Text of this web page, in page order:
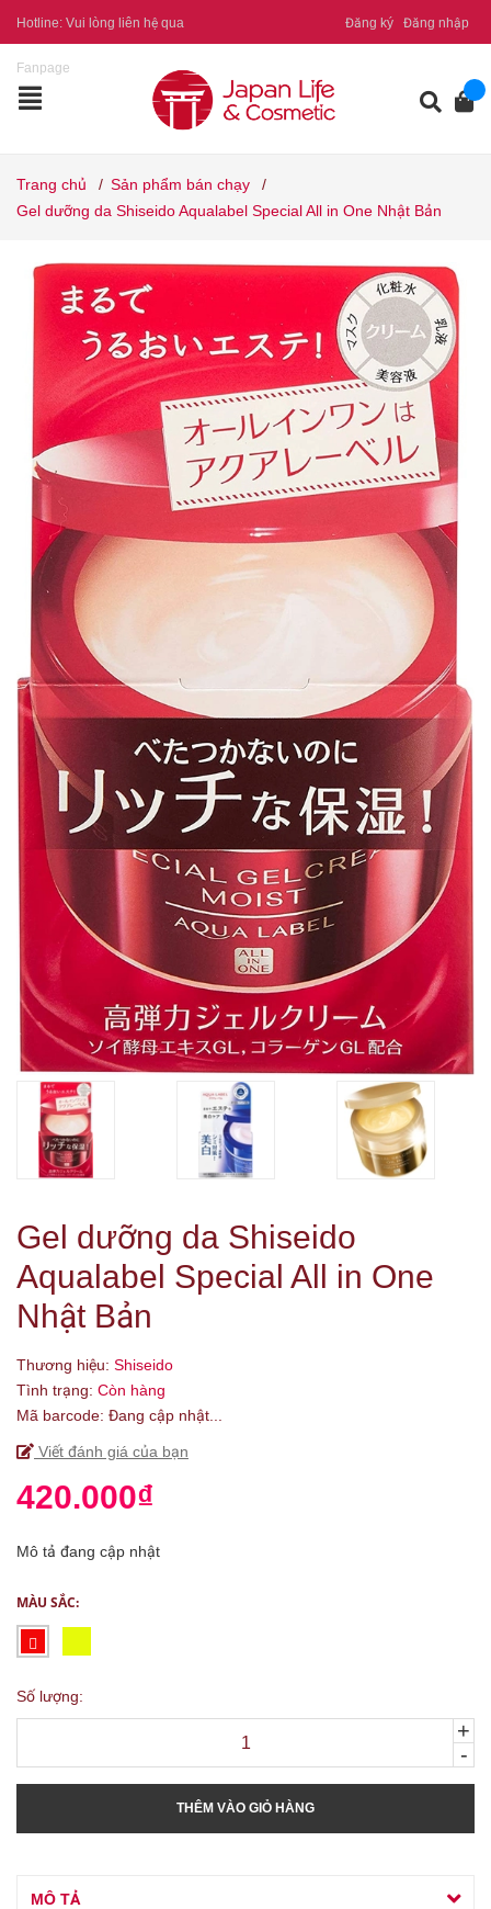
Hotline: Vui lòng liên hệ qua
Fanpage
Đăng ký Đăng nhập
Trang chủ / Sản phẩm bán chạy
/
Gel dưỡng da Shiseido Aqualabel Special All in One Nhật Bản
Gel dưỡng da Shiseido
Aqualabel Special All in One
Nhật Bản
Thương hiệu: Shiseido
Tình trạng: Còn hàng
Mã barcode: Đang cập nhật...
Viết đánh giá của bạn
420.000₫
Mô tả đang cập nhật
MÀU SẮC:
Số lượng:
-
+
THÊM VÀO GIỎ HÀNG
MÔ TẢ